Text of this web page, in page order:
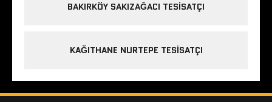
BAKIRKÖY SAKIZAĞACI TESISATÇI
KAĞITHANE NURTEPE TESISATÇI